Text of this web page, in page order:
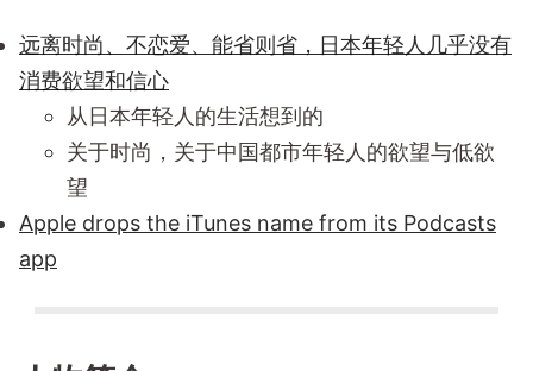
远离时尚、不恋爱、能省则省，日本年轻人几乎没有
消费欲望和信心
从日本年轻人的生活想到的
关于时尚，关于中国都市年轻人的欲望与低欲
望
Apple drops the iTunes name from its Podcasts
app